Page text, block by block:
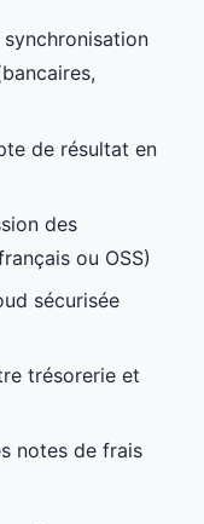
synchronisation
de résultat en
des
ou OSS)
sécurisée
trésorerie et
notes de frais